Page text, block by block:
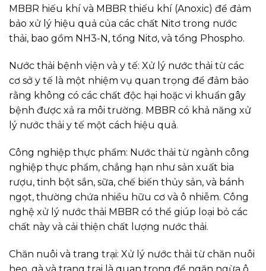
MBBR hiếu khí và MBBR thiếu khí (Anoxic) để đảm
bảo xử lý hiệu quả của các chất Nitơ trong nước
thải, bao gồm NH3-N, tổng Nitơ, và tổng Phospho.
Nước thải bệnh viện và y tế: Xử lý nước thải từ các
cơ sở y tế là một nhiệm vụ quan trọng để đảm bảo
rằng không có các chất độc hại hoặc vi khuẩn gây
bệnh được xả ra môi trường. MBBR có khả năng xử
lý nước thải y tế một cách hiệu quả.
Công nghiệp thực phẩm: Nước thải từ ngành công
nghiệp thực phẩm, chẳng hạn như sản xuất bia
rượu, tinh bột sắn, sữa, chế biến thủy sản, và bánh
ngọt, thường chứa nhiều hữu cơ và ô nhiễm. Công
nghệ xử lý nước thải MBBR có thể giúp loại bỏ các
chất này và cải thiện chất lượng nước thải.
Chăn nuôi và trang trại: Xử lý nước thải từ chăn nuôi
heo, gà và trang trại là quan trọng để ngăn ngừa ô